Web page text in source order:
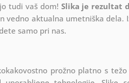
tudi vaš dom! Slika je rezultat
vedno aktualna umetniška
samo pri nas.
prožno platno s